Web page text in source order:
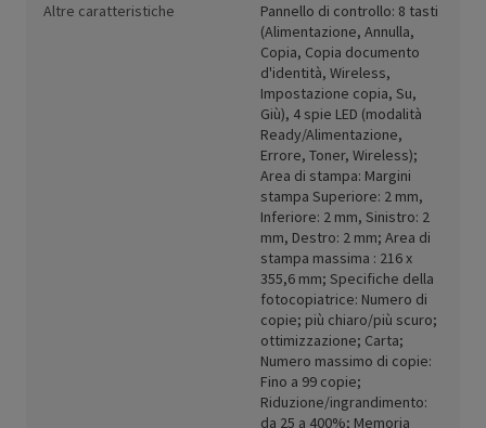
Altre caratteristiche
Pannello di controllo: 8 tasti
(Alimentazione, Annulla,
Copia, Copia documento
d'identità, Wireless,
Impostazione copia, Su,
Giù), 4 spie LED (modalità
Ready/Alimentazione,
Errore, Toner, Wireless);
Area di stampa: Margini
stampa Superiore: 2 mm,
Inferiore: 2 mm, Sinistro: 2
mm, Destro: 2 mm; Area di
stampa massima : 216 x
355,6 mm; Specifiche della
fotocopiatrice: Numero di
copie; più chiaro/più scuro;
ottimizzazione; Carta;
Numero massimo di copie:
Fino a 99 copie;
Riduzione/ingrandimento:
da 25 a 400%; Memoria